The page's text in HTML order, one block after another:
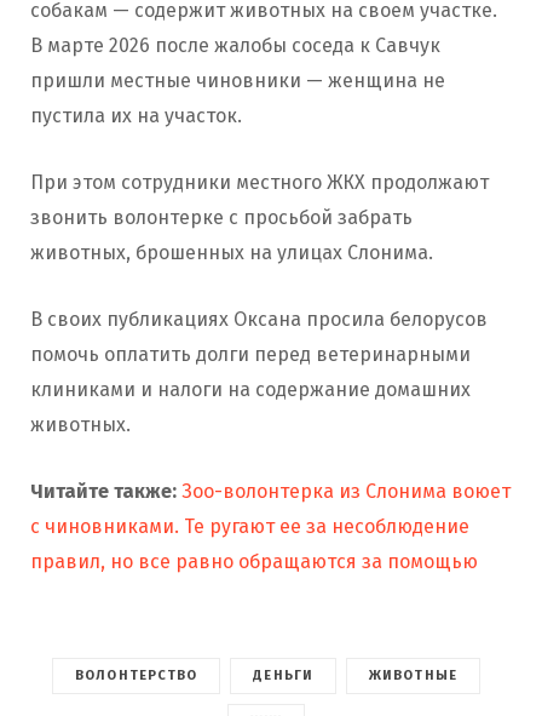
собакам — содержит животных на своем участке.
В марте 2026 после жалобы соседа к Савчук
пришли местные чиновники — женщина не
пустила их на участок.
При этом сотрудники местного ЖКХ продолжают
звонить волонтерке с просьбой забрать
животных, брошенных на улицах Слонима.
В своих публикациях Оксана просила белорусов
помочь оплатить долги перед ветеринарными
клиниками и налоги на содержание домашних
животных.
Читайте также: Зоо-волонтерка из Слонима воюет
с чиновниками. Те ругают ее за несоблюдение
правил, но все равно обращаются за помощью
ВОЛОНТЕРСТВО ДЕНЬГИ ЖИВОТНЫЕ